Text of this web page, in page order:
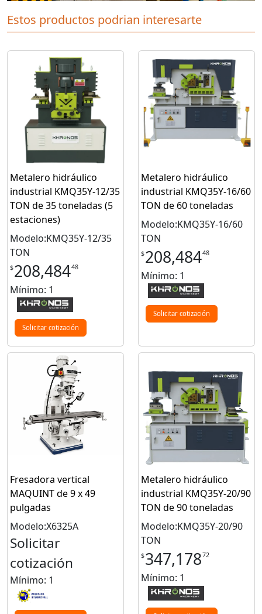
Estos productos podrian interesarte
Metalero hidráulico
industrial KMQ35Y-12/35
TON de 35 toneladas (5
estaciones)
Modelo:KMQ35Y-12/35
TON
$208,48448
Mínimo: 1
Solicitar cotización
Metalero hidráulico
industrial KMQ35Y-16/60
TON de 60 toneladas
Modelo:KMQ35Y-16/60
TON
$208,48448
Mínimo: 1
Solicitar cotización
Fresadora vertical
MAQUINT de 9 x 49
pulgadas
Modelo:X6325A
Solicitar
cotización
Mínimo: 1
Metalero hidráulico
industrial KMQ35Y-20/90
TON de 90 toneladas
Modelo:KMQ35Y-20/90
TON
$347,17872
Mínimo: 1